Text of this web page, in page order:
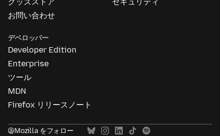
お問い合わせ
デベロッパー
Developer Edition
Enterprise
ツール
MDN
Firefox リリースノート
@Mozilla をフォロー